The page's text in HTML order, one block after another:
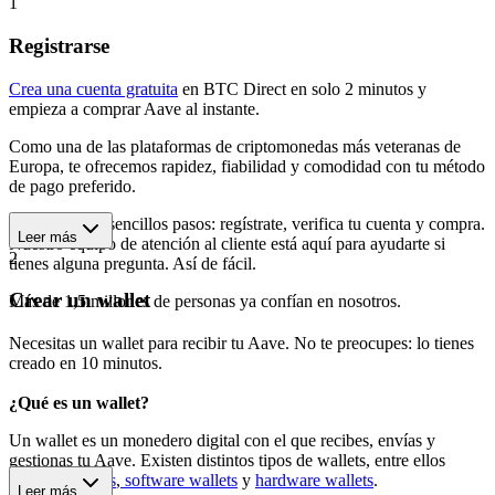
Registrarse
Crea una cuenta gratuita en BTC Direct en solo 2 minutos y
empieza a comprar Aave al instante.
Como una de las plataformas de criptomonedas más veteranas de
Europa, te ofrecemos rapidez, fiabilidad y comodidad con tu método
de pago preferido.
Empieza en 3 sencillos pasos: regístrate, verifica tu cuenta y compra.
Nuestro equipo de atención al cliente está aquí para ayudarte si
tienes alguna pregunta. Así de fácil.
Más de 1,5 millones de personas ya confían en nosotros.
Leer más
2
Crear un wallet
Necesitas un wallet para recibir tu Aave. No te preocupes: lo tienes
creado en 10 minutos.
¿Qué es un wallet?
Un wallet es un monedero digital con el que recibes, envías y
gestionas tu Aave. Existen distintos tipos de wallets, entre ellos
wallets móviles, software wallets y hardware wallets.
Leer más